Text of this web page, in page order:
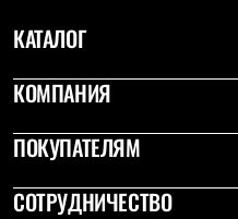
Кошельки
Гермомешки
Полезные аксессуары
Еда
Коврики
Женская обувь
КАТАЛОГ
КОМПАНИЯ
ПОКУПАТЕЛЯМ
СОТРУДНИЧЕСТВО